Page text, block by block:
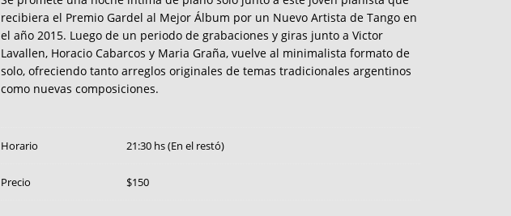
recibiera el Premio Gardel al Mejor Álbum por un Nuevo Artista de Tango en
el año 2015. Luego de un periodo de grabaciones y giras junto a Victor
Lavallen, Horacio Cabarcos y Maria Graña, vuelve al minimalista formato de
solo, ofreciendo tanto arreglos originales de temas tradicionales argentinos
como nuevas composiciones.
Horario 21:30 hs (En el restó)
Precio $150